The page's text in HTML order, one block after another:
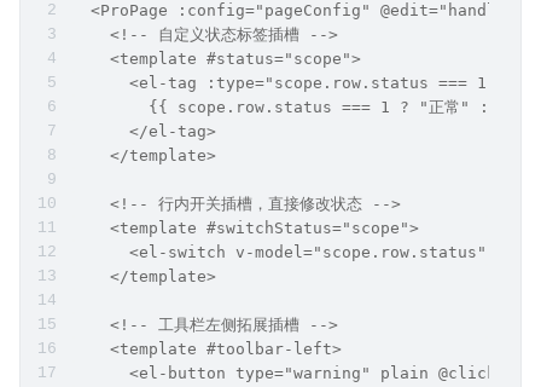
<ProPage :config="pageConfig"
    <!-- 自定义状态标签插槽 -->
    <template #status="scope">
<el-tag :type="scope.row.status === 1 ?
{{ scope.row.status === 1 ? "正常" : "停
      </el-tag>
    </template>
    <!-- 行内开关插槽，直接修改状态 -->
    <template #switchStatus="scope">
<el-switch v-model="scope.row.status"
    </template>
    <!-- 工具栏左侧拓展插槽 -->
    <template #toolbar-left>
<el-button type="warning" plain